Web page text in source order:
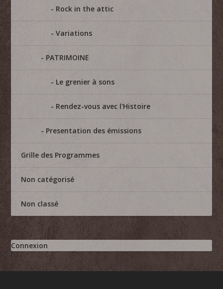
Rock in the attic
Variations
PATRIMOINE
Le grenier à sons
Rendez-vous avec l'Histoire
Presentation des émissions
Grille des Programmes
Non catégorisé
Non classé
Connexion